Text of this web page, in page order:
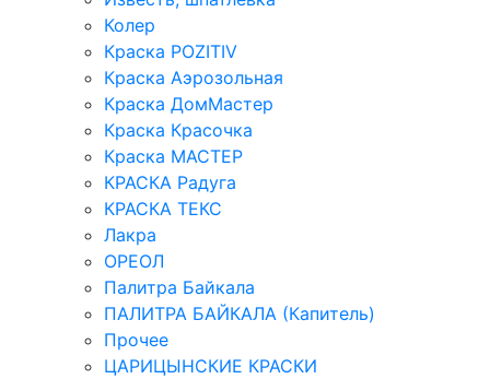
Колер
Краска POZITIV
Краска Аэрозольная
Краска ДомМастер
Краска Красочка
Краска МАСТЕР
КРАСКА Радуга
КРАСКА ТЕКС
Лакра
ОРЕОЛ
Палитра Байкала
ПАЛИТРА БАЙКАЛА (Капитель)
Прочее
ЦАРИЦЫНСКИЕ КРАСКИ